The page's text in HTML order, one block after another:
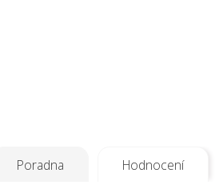
Poradna Hodnocení